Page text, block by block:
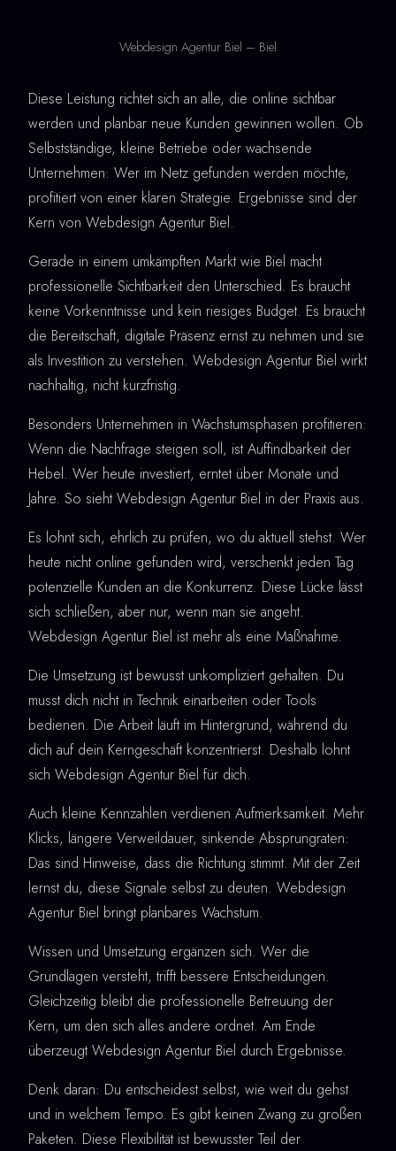
Webdesign Agentur Biel – Biel
Diese Leistung richtet sich an alle, die online sichtbar
werden und planbar neue Kunden gewinnen wollen. Ob
Selbstständige, kleine Betriebe oder wachsende
Unternehmen: Wer im Netz gefunden werden möchte,
profitiert von einer klaren Strategie. Ergebnisse sind der
Kern von Webdesign Agentur Biel.
Gerade in einem umkämpften Markt wie Biel macht
professionelle Sichtbarkeit den Unterschied. Es braucht
keine Vorkenntnisse und kein riesiges Budget. Es braucht
die Bereitschaft, digitale Präsenz ernst zu nehmen und sie
als Investition zu verstehen. Webdesign Agentur Biel wirkt
nachhaltig, nicht kurzfristig.
Besonders Unternehmen in Wachstumsphasen profitieren:
Wenn die Nachfrage steigen soll, ist Auffindbarkeit der
Hebel. Wer heute investiert, erntet über Monate und
Jahre. So sieht Webdesign Agentur Biel in der Praxis aus.
Es lohnt sich, ehrlich zu prüfen, wo du aktuell stehst. Wer
heute nicht online gefunden wird, verschenkt jeden Tag
potenzielle Kunden an die Konkurrenz. Diese Lücke lässt
sich schließen, aber nur, wenn man sie angeht.
Webdesign Agentur Biel ist mehr als eine Maßnahme.
Die Umsetzung ist bewusst unkompliziert gehalten. Du
musst dich nicht in Technik einarbeiten oder Tools
bedienen. Die Arbeit läuft im Hintergrund, während du
dich auf dein Kerngeschäft konzentrierst. Deshalb lohnt
sich Webdesign Agentur Biel für dich.
Auch kleine Kennzahlen verdienen Aufmerksamkeit. Mehr
Klicks, längere Verweildauer, sinkende Absprungraten:
Das sind Hinweise, dass die Richtung stimmt. Mit der Zeit
lernst du, diese Signale selbst zu deuten. Webdesign
Agentur Biel bringt planbares Wachstum.
Wissen und Umsetzung ergänzen sich. Wer die
Grundlagen versteht, trifft bessere Entscheidungen.
Gleichzeitig bleibt die professionelle Betreuung der
Kern, um den sich alles andere ordnet. Am Ende
überzeugt Webdesign Agentur Biel durch Ergebnisse.
Denk daran: Du entscheidest selbst, wie weit du gehst
und in welchem Tempo. Es gibt keinen Zwang zu großen
Paketen. Diese Flexibilität ist bewusster Teil der